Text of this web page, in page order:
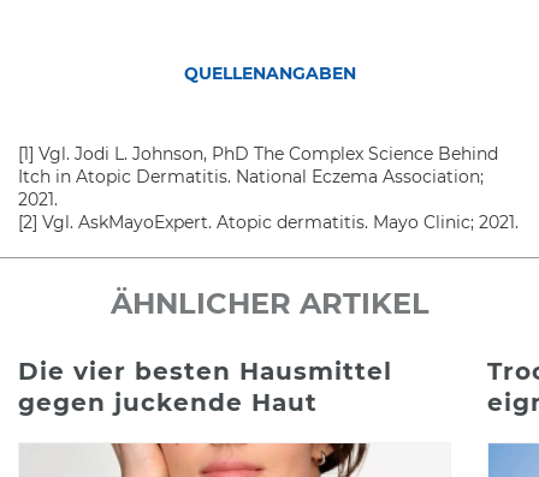
QUELLENANGABEN
[1] Vgl. Jodi L. Johnson, PhD The Complex Science Behind
Itch in Atopic Dermatitis. National Eczema Association;
2021.
[2] Vgl. AskMayoExpert. Atopic dermatitis. Mayo Clinic; 2021.
ÄHNLICHER ARTIKEL
Die vier besten Hausmittel
gegen juckende Haut